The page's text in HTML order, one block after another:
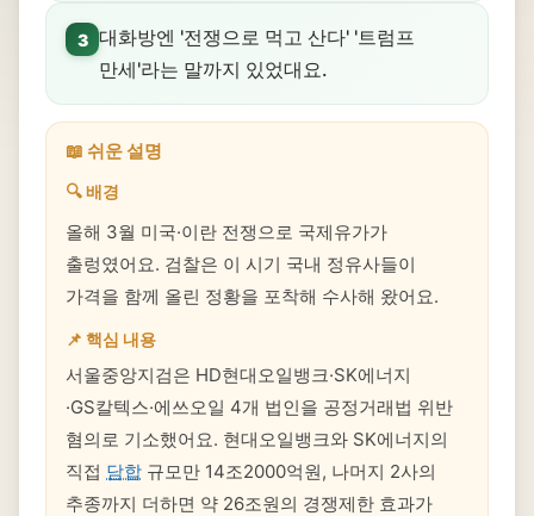
3 대화방엔 '전쟁으로 먹고 산다' '트럼프
만세'라는 말까지 있었대요.
📖 쉬운 설명
🔍 배경
올해 3월 미국·이란 전쟁으로 국제유가가
출렁였어요. 검찰은 이 시기 국내 정유사들이
가격을 함께 올린 정황을 포착해 수사해 왔어요.
📌 핵심 내용
서울중앙지검은 HD현대오일뱅크·SK에너지
·GS칼텍스·에쓰오일 4개 법인을 공정거래법 위반
혐의로 기소했어요. 현대오일뱅크와 SK에너지의
직접 담합 규모만 14조2000억원, 나머지 2사의
추종까지 더하면 약 26조원의 경쟁제한 효과가